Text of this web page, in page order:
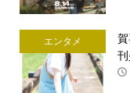
エンタメ